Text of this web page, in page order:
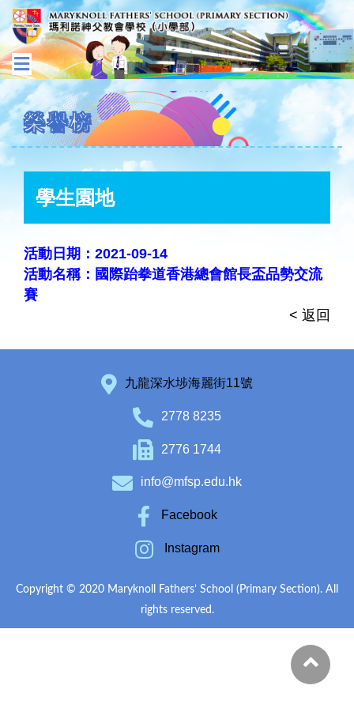
榮譽榜
學生園地
活動日期：2021-09-14
活動名稱：國際跆拳道香港總會館長盃品勢交流
賽
< 返回
九龍深水埗海麗街11號
2778 8235
2776 1744
info@mfsp.edu.hk
Facebook
Instagram
Copyright © 2020 Maryknoll Fathers’ School (Primary Section). All
rights reserved.